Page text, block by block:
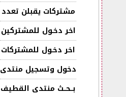
مشتركات يقبلن تعدد
اخر دخـول للمشتركين
اخر دخـول للمشتركات
دخول وتسجيل منتدى
بــحــث منتدى القطيف